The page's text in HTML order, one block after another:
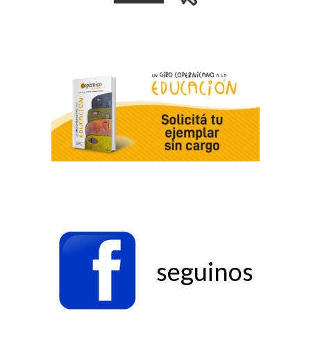
seguinos
seguinos